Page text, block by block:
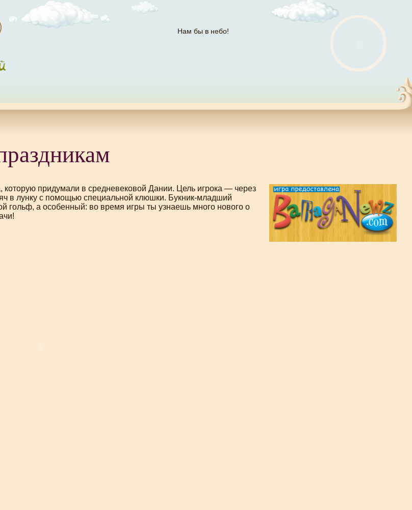
Нам бы в небо!
которую придумали в средневековой Дании. Цель игрока — через
в лунку с помощью специальной клюшки. Букник-младший
гольф, а особенный: во время игры ты узнаешь много нового о